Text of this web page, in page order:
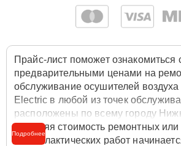
Прайс-лист поможет ознакомиться
предварительными ценами на
обслуживание осушителей
Electric в любой из точек
расположены по всему городу
Средняя стоимость ремонтных или
профилактических работ
Подробнее